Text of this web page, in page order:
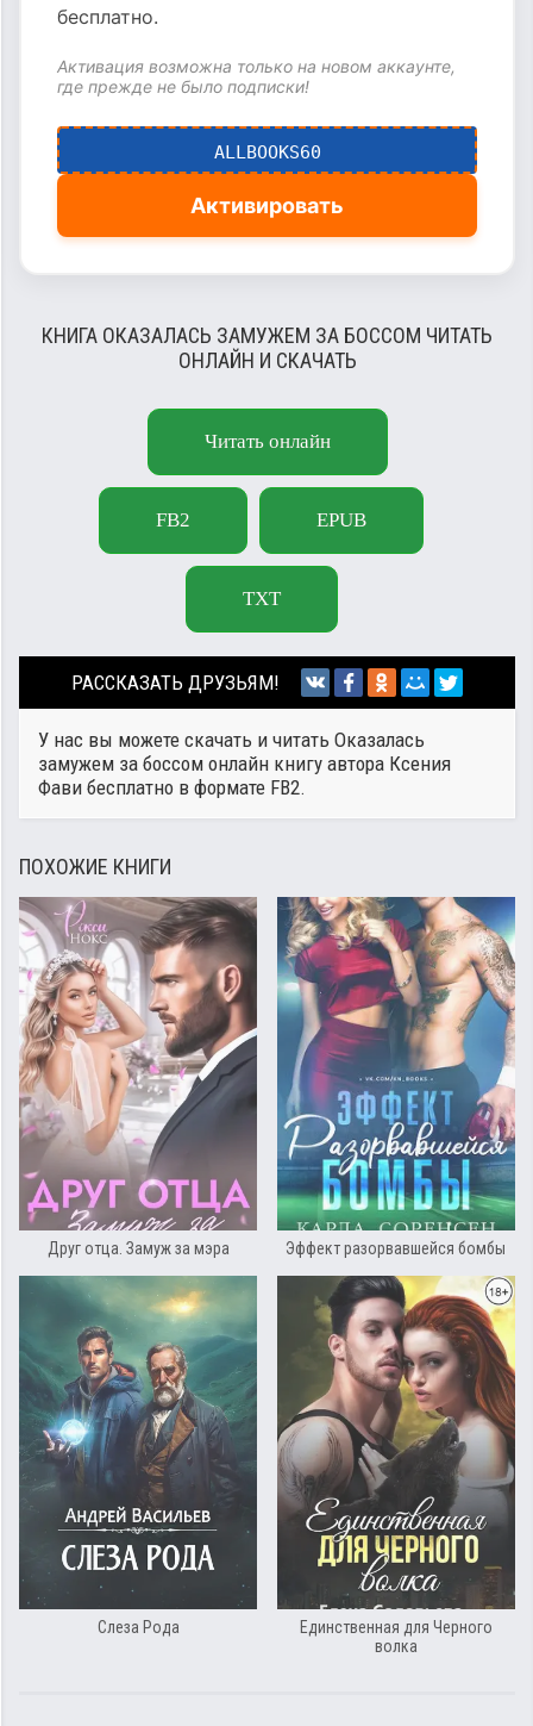
бесплатно.
Активация возможна только на новом аккаунте,
где прежде не было подписки!
ALLBOOKS60
Активировать
КНИГА ОКАЗАЛАСЬ ЗАМУЖЕМ ЗА БОССОМ ЧИТАТЬ
ОНЛАЙН И СКАЧАТЬ
Читать онлайн
FB2 EPUB
TXT
РАССКАЗАТЬ ДРУЗЬЯМ!
У нас вы можете скачать и читать Оказалась
замужем за боссом онлайн книгу автора Ксения
Фави бесплатно в формате FB2.
ПОХОЖИЕ КНИГИ
Друг отца. Замуж за мэра Эффект разорвавшейся бомбы
Слеза Рода
Единственная для Черного
волка